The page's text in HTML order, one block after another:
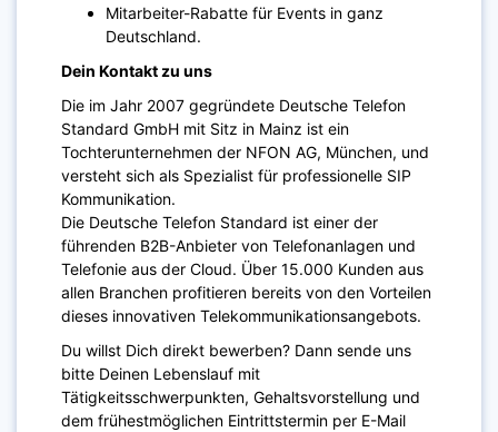
Mitarbeiter-Rabatte für Events in ganz
Deutschland.
Dein Kontakt zu uns
Die im Jahr 2007 gegründete Deutsche Telefon
Standard GmbH mit Sitz in Mainz ist ein
Tochterunternehmen der NFON AG, München, und
versteht sich als Spezialist für professionelle SIP
Kommunikation.
Die Deutsche Telefon Standard ist einer der
führenden B2B-Anbieter von Telefonanlagen und
Telefonie aus der Cloud. Über 15.000 Kunden aus
allen Branchen profitieren bereits von den Vorteilen
dieses innovativen Telekommunikationsangebots.
Du willst Dich direkt bewerben? Dann sende uns
bitte Deinen Lebenslauf mit
Tätigkeitsschwerpunkten, Gehaltsvorstellung und
dem frühestmöglichen Eintrittstermin per E-Mail